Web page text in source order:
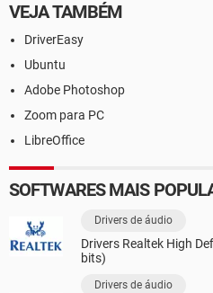
VEJA TAMBÉM
DriverEasy
Ubuntu
Adobe Photoshop
Zoom para PC
LibreOffice
SOFTWARES MAIS
Drivers de áudio
Drivers Realtek High
bits)
Drivers de áudio